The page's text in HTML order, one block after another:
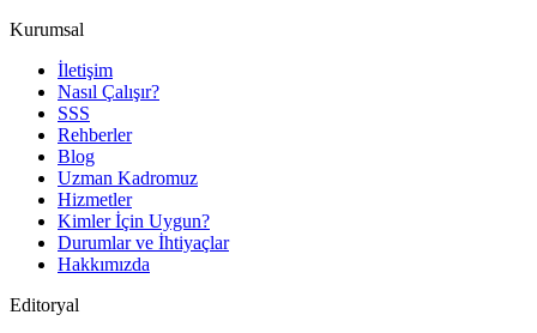
Kurumsal
İletişim
Nasıl Çalışır?
SSS
Rehberler
Blog
Uzman Kadromuz
Hizmetler
Kimler İçin Uygun?
Durumlar ve İhtiyaçlar
Hakkımızda
Editoryal